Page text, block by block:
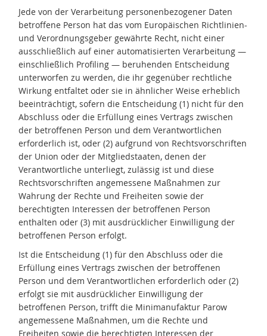
Jede von der Verarbeitung personenbezogener Daten
betroffene Person hat das vom Europäischen Richtlinien-
und Verordnungsgeber gewährte Recht, nicht einer
ausschließlich auf einer automatisierten Verarbeitung —
einschließlich Profiling — beruhenden Entscheidung
unterworfen zu werden, die ihr gegenüber rechtliche
Wirkung entfaltet oder sie in ähnlicher Weise erheblich
beeinträchtigt, sofern die Entscheidung (1) nicht für den
Abschluss oder die Erfüllung eines Vertrags zwischen
der betroffenen Person und dem Verantwortlichen
erforderlich ist, oder (2) aufgrund von Rechtsvorschriften
der Union oder der Mitgliedstaaten, denen der
Verantwortliche unterliegt, zulässig ist und diese
Rechtsvorschriften angemessene Maßnahmen zur
Wahrung der Rechte und Freiheiten sowie der
berechtigten Interessen der betroffenen Person
enthalten oder (3) mit ausdrücklicher Einwilligung der
betroffenen Person erfolgt.
Ist die Entscheidung (1) für den Abschluss oder die
Erfüllung eines Vertrags zwischen der betroffenen
Person und dem Verantwortlichen erforderlich oder (2)
erfolgt sie mit ausdrücklicher Einwilligung der
betroffenen Person, trifft die Minimanufaktur Parow
angemessene Maßnahmen, um die Rechte und
Freiheiten sowie die berechtigten Interessen der